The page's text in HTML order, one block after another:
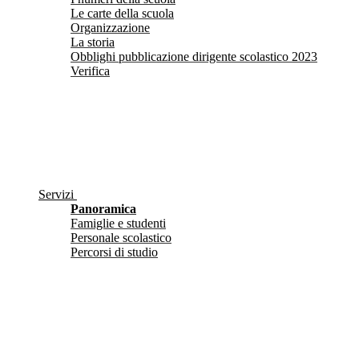
Le carte della scuola
Organizzazione
La storia
Obblighi pubblicazione dirigente scolastico 2023
Verifica
Servizi
Panoramica
Famiglie e studenti
Personale scolastico
Percorsi di studio